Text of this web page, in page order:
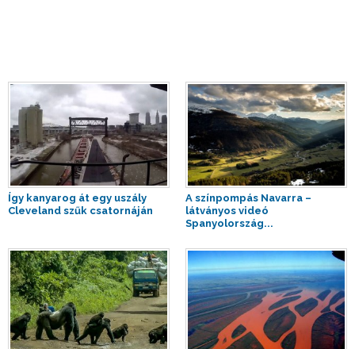
Így kanyarog át egy uszály
Cleveland szűk csatornáján
A színpompás Navarra –
látványos videó
Spanyolország...